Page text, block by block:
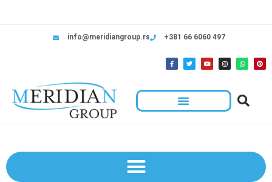
info@meridiangroup.rs +381 66 6060 497